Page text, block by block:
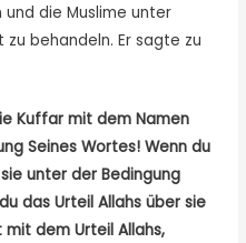
die Muslime unter
behandeln. Er sagte zu
Kuffar mit dem Namen
Seines Wortes! Wenn du
unter der Bedingung
das Urteil Allahs über sie
dem Urteil Allahs,